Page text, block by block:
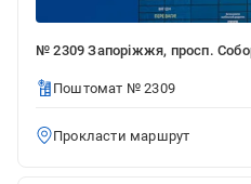
№ 2309 Запоріжжя, просп.
Поштомат № 2309
Прокласти маршрут